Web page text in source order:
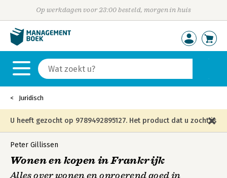
Op werkdagen voor 23:00 besteld, morgen in huis
Juridisch
U heeft gezocht op 9789492895127. Het product dat u zocht is
niet meer in die editie leverbaar en is vervangen door de
onderstaande editie.
Peter Gillissen
Wonen en kopen in Frankrijk
Alles over wonen en onroerend goed in